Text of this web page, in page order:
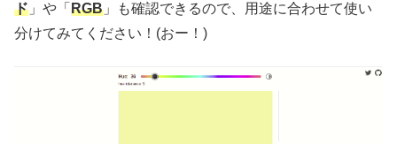
ド 」や「 RGB 」も確認できるので、用途に合わせて使い
分けてみてください！(おー！)